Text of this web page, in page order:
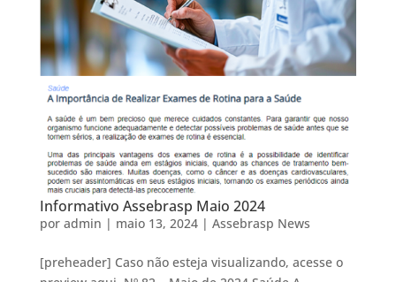
Informativo Assebrasp Maio 2024
por admin | maio 13, 2024| Assebrasp News
[preheader] Caso não esteja visualizando, acesse o